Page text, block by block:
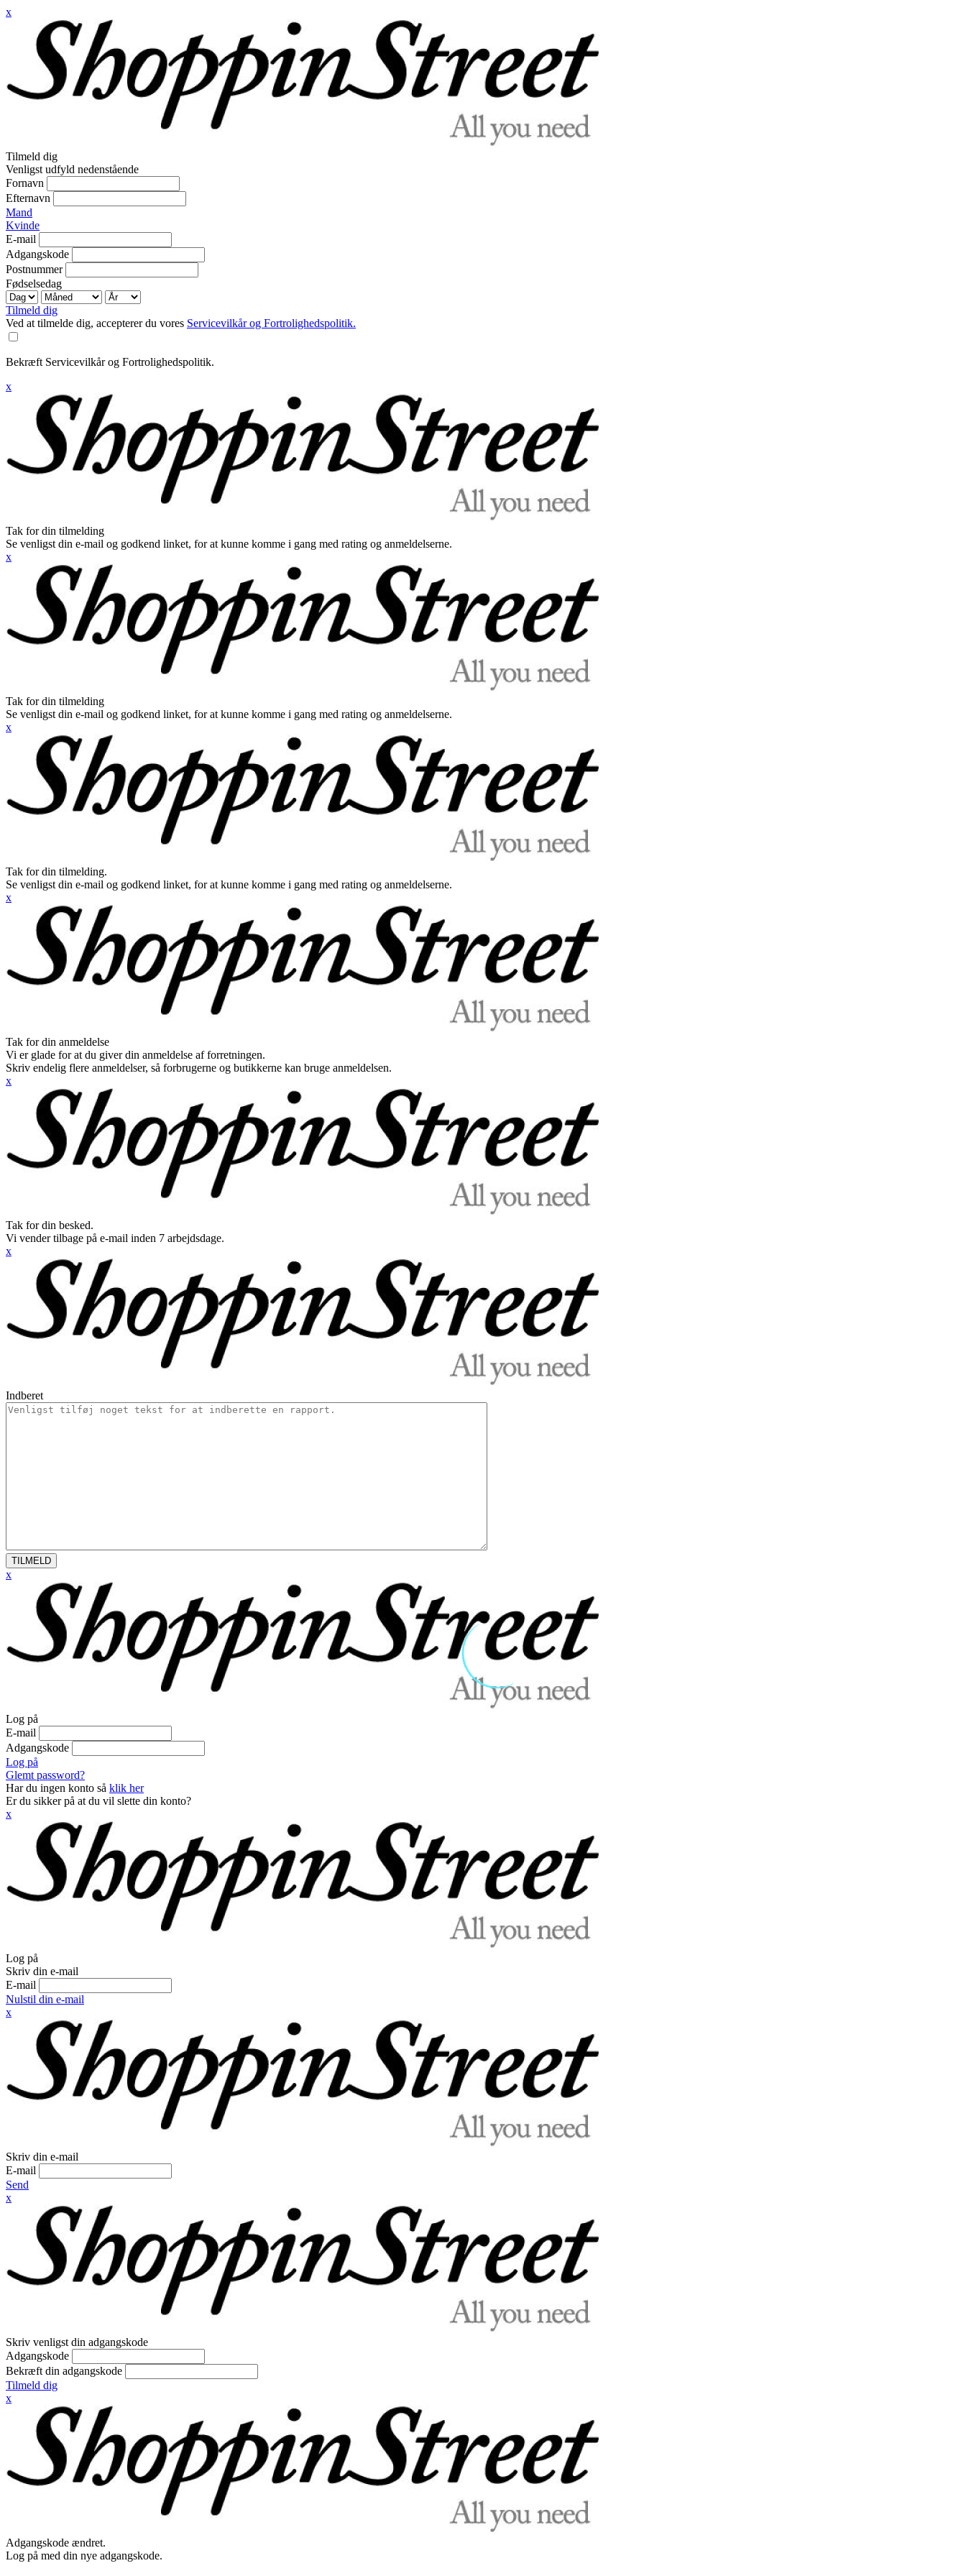
x
Tilmeld dig
Venligst udfyld nedenstående
Fornavn
Efternavn
Mand
Kvinde
E-mail
Adgangskode
Postnummer
Fødselsedag
Tilmeld dig
Ved at tilmelde dig, accepterer du vores Servicevilkår og Fortrolighedspolitik.
Bekræft Servicevilkår og Fortrolighedspolitik.
x
Tak for din tilmelding
Se venligst din e-mail og godkend linket, for at kunne komme i gang med rating og anmeldelserne.
x
Tak for din tilmelding
Se venligst din e-mail og godkend linket, for at kunne komme i gang med rating og anmeldelserne.
x
Tak for din tilmelding.
Se venligst din e-mail og godkend linket, for at kunne komme i gang med rating og anmeldelserne.
x
Tak for din anmeldelse
Vi er glade for at du giver din anmeldelse af forretningen.
Skriv endelig flere anmeldelser, så forbrugerne og butikkerne kan bruge anmeldelsen.
x
Tak for din besked.
Vi vender tilbage på e-mail inden 7 arbejdsdage.
x
Indberet
TILMELD
x
Log på
E-mail
Adgangskode
Log på
Glemt password?
Har du ingen konto så klik her
Er du sikker på at du vil slette din konto?
x
Log på
Skriv din e-mail
E-mail
Nulstil din e-mail
x
Skriv din e-mail
E-mail
Send
x
Skriv venligst din adgangskode
Adgangskode
Bekræft din adgangskode
Tilmeld dig
x
Adgangskode ændret.
Log på med din nye adgangskode.